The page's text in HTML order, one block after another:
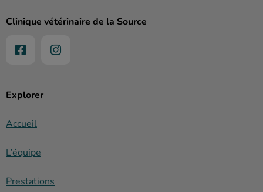
Explorer
Accueil
L’équipe
Prestations
Clinique vétérinaire de la Source